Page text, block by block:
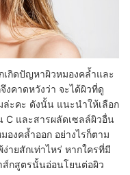
กิดปัญหาผิวหมองคล้ำและ
งคาดหวังว่า จะได้ผิวที่ดู
ล่ะคะ ดังนั้น แนะนำให้เลือก
C และสารผลัดเซลล์ผิวอื่น
งคล้ำออก อย่างไรก็ตาม
ายสักเท่าไหร่ หากใครที่มี
ส์กสูตรนั้นอ่อนโยนต่อผิว